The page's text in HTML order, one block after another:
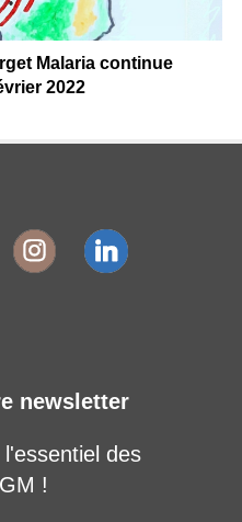
Malaria continue
2022
newsletter
des
!